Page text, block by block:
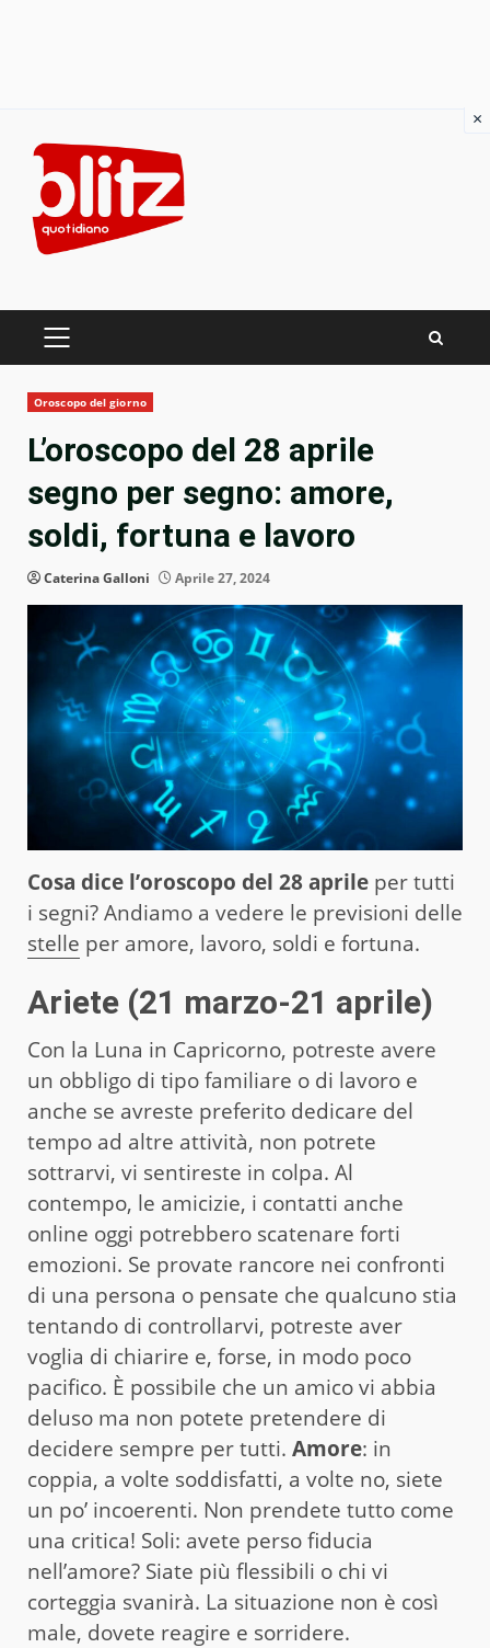
content
PRIMARY
Oroscopo del giorno
L’oroscopo del 28 aprile
segno per segno: amore,
soldi, fortuna e lavoro
Caterina Galloni Aprile 27, 2024
Cosa dice l’oroscopo del 28 aprile per tutti
i segni? Andiamo a vedere le previsioni delle
stelle per amore, lavoro, soldi e fortuna.
Ariete (21 marzo-21 aprile)
Con la Luna in Capricorno, potreste avere
un obbligo di tipo familiare o di lavoro e
anche se avreste preferito dedicare del
tempo ad altre attività, non potrete
sottrarvi, vi sentireste in colpa. Al
contempo, le amicizie, i contatti anche
online oggi potrebbero scatenare forti
emozioni. Se provate rancore nei confronti
di una persona o pensate che qualcuno stia
tentando di controllarvi, potreste aver
voglia di chiarire e, forse, in modo poco
pacifico. È possibile che un amico vi abbia
deluso ma non potete pretendere di
decidere sempre per tutti. Amore: in
coppia, a volte soddisfatti, a volte no, siete
un po’ incoerenti. Non prendete tutto come
una critica! Soli: avete perso fiducia
nell’amore? Siate più flessibili o chi vi
corteggia svanirà. La situazione non è così
male, dovete reagire e sorridere.
×